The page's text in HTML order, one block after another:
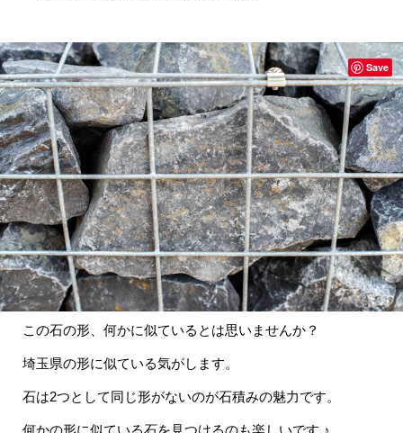
この石の形、何かに似ているとは思いませんか？
埼玉県の形に似ている気がします。
石は2つとして同じ形がないのが石積みの魅力です。
何かの形に似ている石を見つけるのも楽しいです ♪
Save